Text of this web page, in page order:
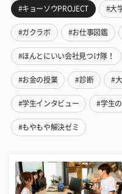
#キョーソウPROJECT #大
#ガクラボ #お仕事図鑑
#ほんとにいい会社見つけ隊！
#お金の授業 #診断 #
#学生インタビュー #学生
#もやもや解決ゼミ